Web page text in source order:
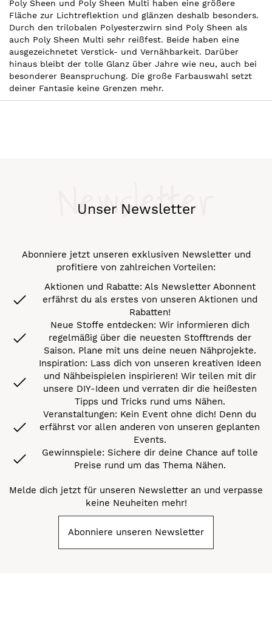
Poly Sheen und Poly Sheen Multi haben eine größere
Fläche zur Lichtreflektion und glänzen deshalb besonders.
Durch den trilobalen Polyesterzwirn sind Poly Sheen als
auch Poly Sheen Multi sehr reißfest. Beide haben eine
ausgezeichnetet Verstick- und Vernähbarkeit. Darüber
hinaus bleibt der tolle Glanz über Jahre wie neu, auch bei
besonderer Beanspruchung. Die große Farbauswahl setzt
deiner Fantasie keine Grenzen mehr.
Unser Newsletter
Newsletter
Abonniere jetzt unseren exklusiven Newsletter und
profitiere von zahlreichen Vorteilen:
Aktionen und Rabatte: Als Newsletter Abonnent
erfährst du als erstes von unseren Aktionen und
Rabatten!
Neue Stoffe entdecken: Wir informieren dich
regelmäßig über die neuesten Stofftrends der
Saison. Plane mit uns deine neuen Nähprojekte.
Inspiration: Lass dich von unseren kreativen Ideen
und Nähbeispielen inspirieren! Wir teilen mit dir
unsere DIY-Ideen und verraten dir die heißesten
Tipps und Tricks rund ums Nähen.
Veranstaltungen: Kein Event ohne dich! Denn du
erfährst vor allen anderen von unseren geplanten
Events.
Gewinnspiele: Sichere dir deine Chance auf tolle
Preise rund um das Thema Nähen.
Melde dich jetzt für unseren Newsletter an und verpasse
keine Neuheiten mehr!
Abonniere unseren Newsletter